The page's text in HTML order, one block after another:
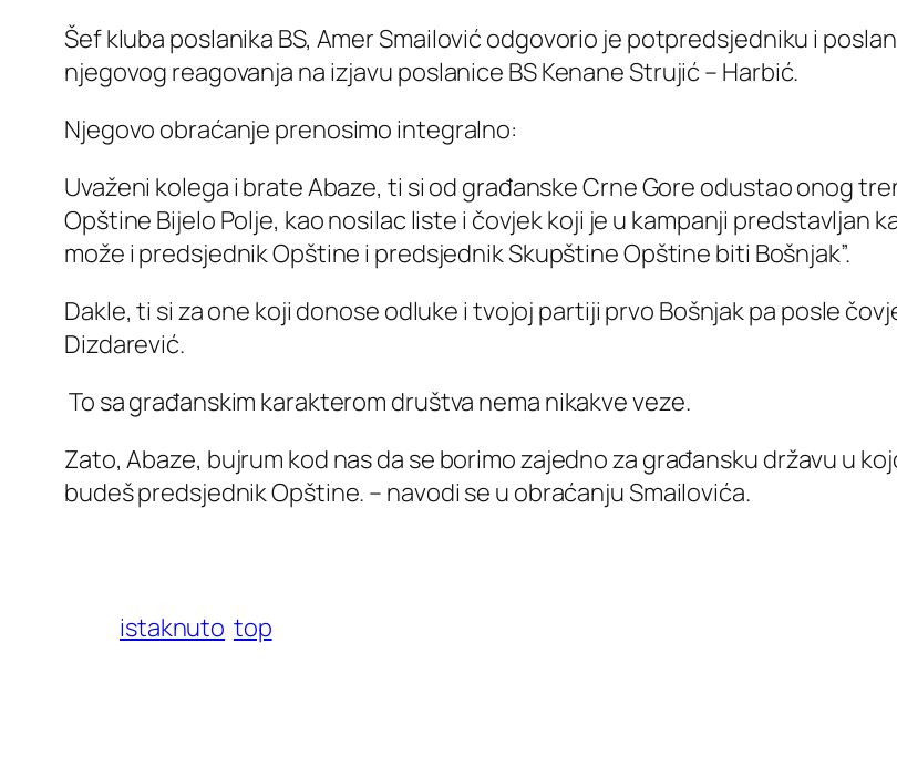
Šef kluba poslanika BS, Amer Smailović odgovorio je potpredsjedniku i
njegovog reagovanja na izjavu poslanice BS Kenane Strujić – Harbić.
Njegovo obraćanje prenosimo integralno:
Uvaženi kolega i brate Abaze, ti si od građanske Crne Gore odustao onog
Opštine Bijelo Polje, kao nosilac liste i čovjek koji je u kampanji predstavljan
može i predsjednik Opštine i predsjednik Skupštine Opštine biti Bošnjak”.
Dakle, ti si za one koji donose odluke i tvojoj partiji prvo Bošnjak pa posle
Dizdarević.
To sa građanskim karakterom društva nema nikakve veze.
Zato, Abaze, bujrum kod nas da se borimo zajedno za građansku državu u
budeš predsjednik Opštine. – navodi se u obraćanju Smailovića.
istaknuto top